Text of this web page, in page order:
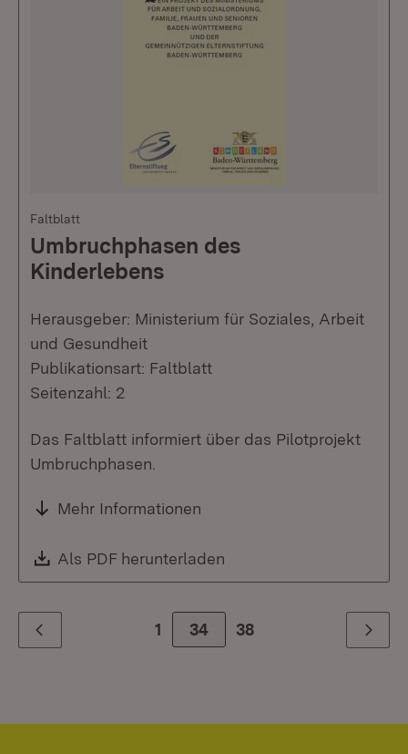
Faltblatt
Umbruchphasen des
Kinderlebens
Herausgeber: Ministerium für Soziales, Arbeit
und Gesundheit
Publikationsart: Faltblatt
Seitenzahl: 2
Das Faltblatt informiert über das Pilotprojekt
Umbruchphasen.
Mehr Informationen
Download:
Als PDF herunterladen
Zurück 1 Zur Seite
34 38 Weiter